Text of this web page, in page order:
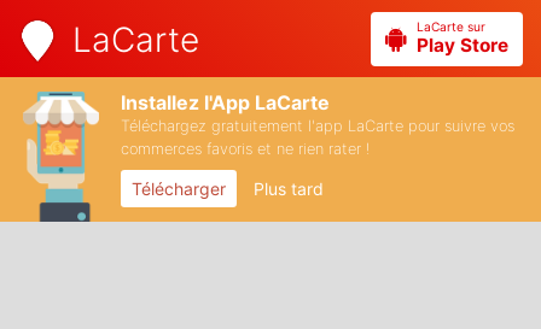
LaCarte LaCarte sur
Play Store
Installez l'App LaCarte
Téléchargez gratuitement l'app LaCarte pour suivre vos
commerces favoris et ne rien rater !
Télécharger Plus tard